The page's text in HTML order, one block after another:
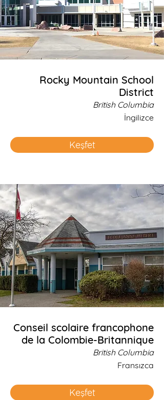
Rocky Mountain School
District
British Columbia
İngilizce
Keşfet
Conseil scolaire francophone
de la Colombie‑Britannique
British Columbia
Fransızca
Keşfet